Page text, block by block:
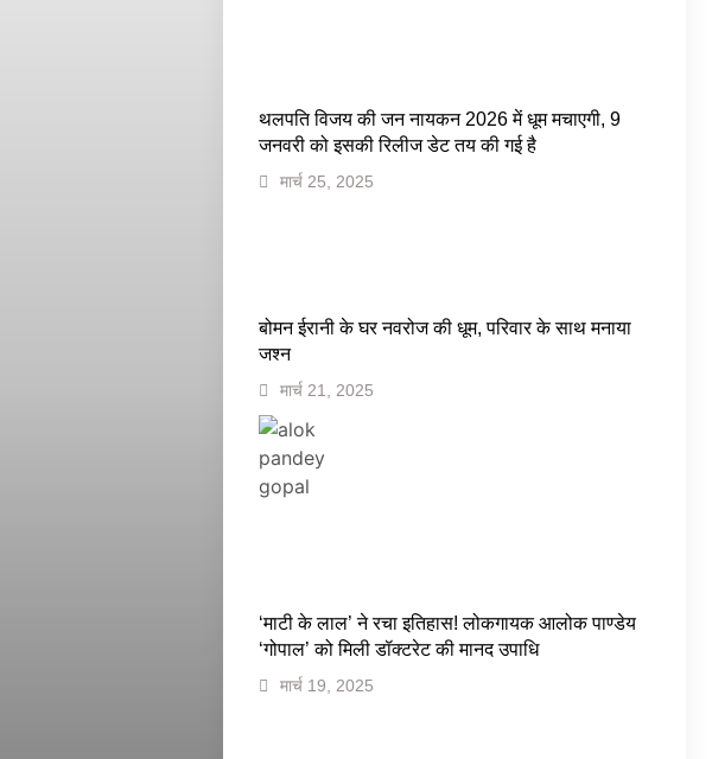
थलपति विजय की जन नायकन 2026 में धूम मचाएगी, 9
जनवरी को इसकी रिलीज डेट तय की गई है
मार्च 25, 2025
बोमन ईरानी के घर नवरोज की धूम, परिवार के साथ मनाया
जश्न
मार्च 21, 2025
‘माटी के लाल’ ने रचा इतिहास! लोकगायक आलोक पाण्डेय
‘गोपाल’ को मिली डॉक्टरेट की मानद उपाधि
मार्च 19, 2025